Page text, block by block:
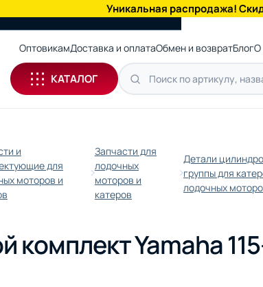
Уникальная распродажа!
ОптовикамДоставка и оплатаОбмен и возвратБлогО
КАТАЛОГ
и
для
моторов и
Запчасти для
лодочных
моторов и
катеров
Детали
группы для
лодочных
комплект Yamaha